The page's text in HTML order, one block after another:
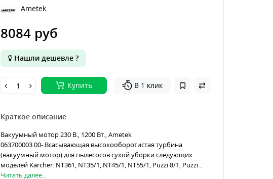
Ametek
8084 руб
Нашли дешевле ?
Купить В 1 клик
Краткое описание
Вакуумный мотор 230 В., 1200 Вт., Ametek
063700003.00-.Всасывающая высокооборотистая турбина
(вакуумный мотор) для пылесосов сухой уборки следующих
моделей Karcher: NT361, NT35/1, NT45/1, NT55/1, Puzzi 8/1, Puzzi...
Читать далее...